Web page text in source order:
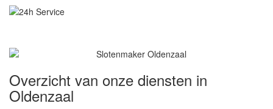
Overzicht van onze diensten in
Oldenzaal